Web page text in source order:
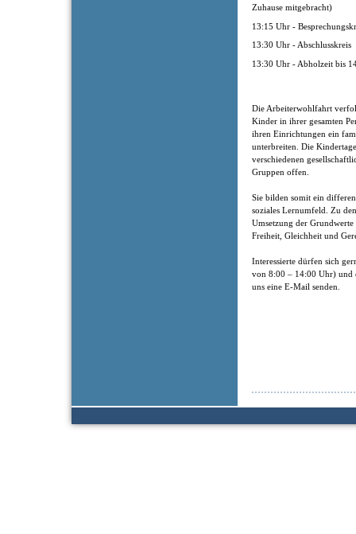
Zuhause mitgebracht)
13:15 Uhr -
13:30 Uhr - Abschlusskreis
13:30 Uhr - Abholzeit bis
Die Arbeiterwohlfahrt
Kinder in ihrer gesamten
ihren Einrichtungen ein
unterbreiten. Die
verschiedenen
Gruppen offen.
Sie bilden somit ein
soziales Lernumfeld. Zu
Umsetzung der
Freiheit, Gleichheit und
Interessierte dürfen sich
von 8:00 – 14:00 Uhr) und
uns eine E-Mail senden.